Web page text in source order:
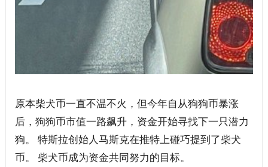
原本柴犬币一直不温不火，但今年自从狗狗币暴涨
后，狗狗币市值一路飙升，资金开始寻找下一只潜力
狗。 特斯拉创始人马斯克在推特上碰巧提到了柴犬
币。 柴犬币成为资金共同努力的目标。